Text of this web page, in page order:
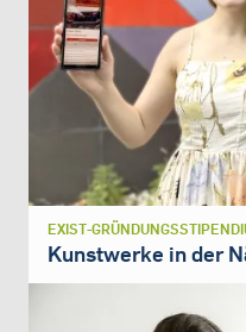
EXIST-
Kunstwerke in der